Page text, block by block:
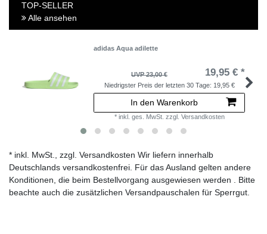
TOP-SELLER
Alle ansehen
adidas Aqua adilette
UVP 23,00 € 19,95 € *
Niedrigster Preis der letzten 30 Tage: 19,95 €
In den Warenkorb
* inkl. ges. MwSt. zzgl. Versandkosten
* inkl. MwSt., zzgl. Versandkosten Wir liefern innerhalb
Deutschlands versandkostenfrei. Für das Ausland gelten andere
Konditionen, die beim Bestellvorgang ausgewiesen werden . Bitte
beachte auch die zusätzlichen Versandpauschalen für Sperrgut.